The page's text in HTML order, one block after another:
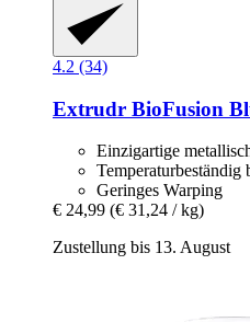
4.2 (34)
Extrudr BioFusion
Einzigartige
Temperaturbeständig
Geringes Warping
€ 24,99 (€ 31,24 / kg)
Zustellung bis 13. August